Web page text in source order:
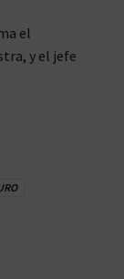
el
y el jefe